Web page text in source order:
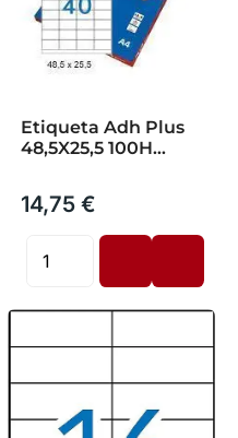
Etiqueta Adh Plus
48,5X25,5 100H
14,75 €